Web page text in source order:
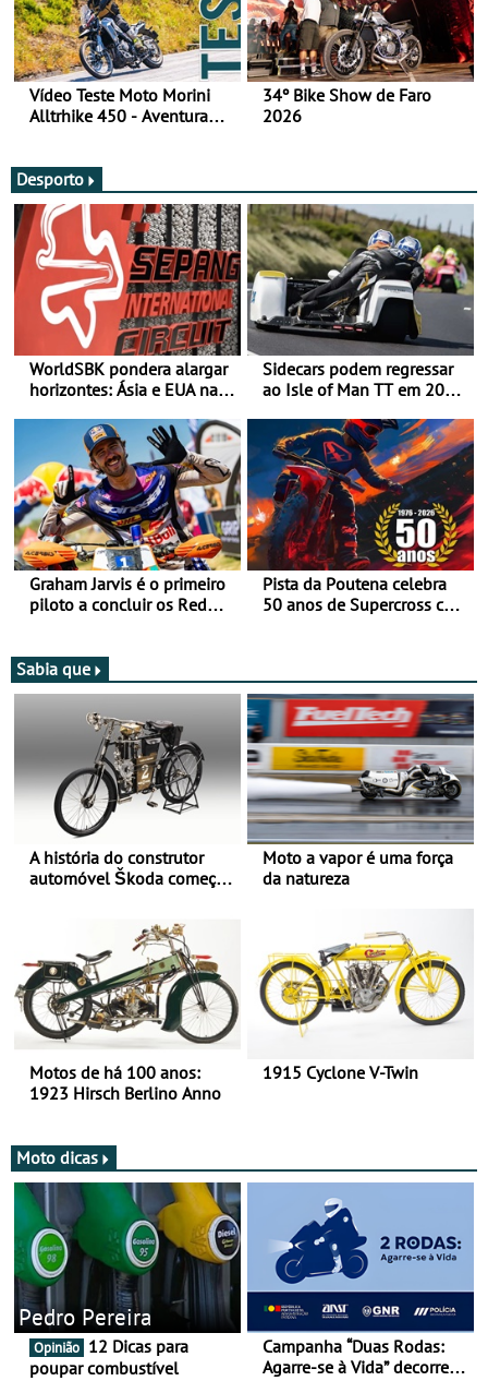
Vídeo Teste Moto Morini
Alltrhike 450 - Aventura
34º Bike Show de Faro
2026
Desporto
WorldSBK pondera alargar
horizontes: Ásia e EUA na
Sidecars podem regressar
ao Isle of Man TT em 2027
Graham Jarvis é o primeiro
piloto a concluir os Red
Pista da Poutena celebra
50 anos de Supercross com
Sabia que
A história do construtor
automóvel Škoda começou
Moto a vapor é uma força
da natureza
Motos de há 100 anos:
1923 Hirsch Berlino Anno
1915 Cyclone V-Twin
Moto dicas
Pedro Pereira
Opinião
poupar combustível
Campanha “Duas Rodas:
Agarre-se à Vida” decorre